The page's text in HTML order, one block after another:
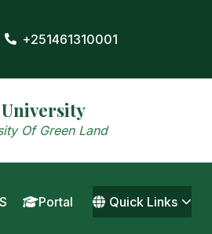
+251461310001
Of Green Land
Portal Quick Links